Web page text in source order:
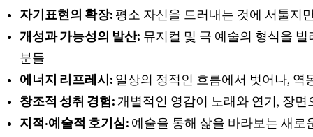
자기표현의 확장: 평소 자신을 드러내는 것에 서툴지
개성과 가능성의 발산: 뮤지컬 및 극 예술의 형식을
분들
에너지 리프레시: 일상의 정적인 흐름에서 벗어나,
창조적 성취 경험:개별적인 영감이 노래와 연기, 장
지적·예술적 호기심: 예술을 통해 삶을 바라보는 새로